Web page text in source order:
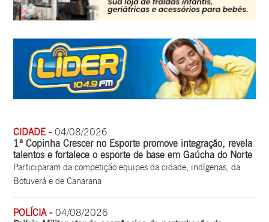
CIDADE -04/08/2026
1ª Copinha Crescer no Esporte promove integração, revela
talentos e fortalece o esporte de base em Gaúcha do Norte
Participaram da competição equipes da cidade, indígenas, da
Botuverá e de Canarana
POLÍCIA -04/08/2026